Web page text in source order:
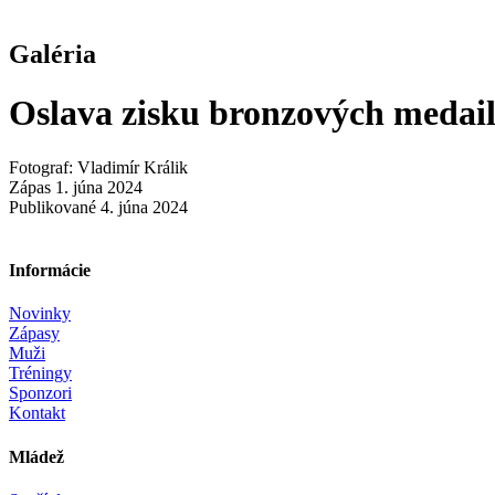
Galéria
Oslava zisku bronzových
Fotograf: Vladimír Králik
Zápas 1. júna 2024
Publikované 4. júna 2024
Informácie
Novinky
Zápasy
Muži
Tréningy
Sponzori
Kontakt
Mládež